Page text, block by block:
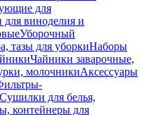
для
виноделия и
Уборочный
тазы для уборкиНаборы
Чайники заварочные,
молочникиАксессуары
Сушилки для белья,
контейнеры для